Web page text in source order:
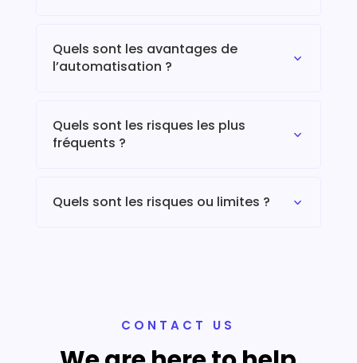
3
Quels sont les avantages de
l’automatisation ?
3
Quels sont les risques les plus
fréquents ?
3
Quels sont les risques ou limites ?
CONTACT US